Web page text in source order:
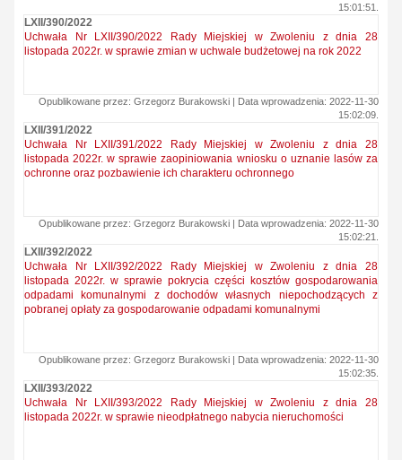
15:01:51.
LXII/390/2022
Uchwała Nr LXII/390/2022 Rady Miejskiej w Zwoleniu z dnia 28
listopada 2022r. w sprawie zmian w uchwale budżetowej na rok 2022
Opublikowane przez: Grzegorz Burakowski | Data wprowadzenia: 2022-11-30
15:02:09.
LXII/391/2022
Uchwała Nr LXII/391/2022 Rady Miejskiej w Zwoleniu z dnia 28
listopada 2022r. w sprawie zaopiniowania wniosku o uznanie lasów za
ochronne oraz pozbawienie ich charakteru ochronnego
Opublikowane przez: Grzegorz Burakowski | Data wprowadzenia: 2022-11-30
15:02:21.
LXII/392/2022
Uchwała Nr LXII/392/2022 Rady Miejskiej w Zwoleniu z dnia 28
listopada 2022r. w sprawie pokrycia części kosztów gospodarowania
odpadami komunalnymi z dochodów własnych niepochodzących z
pobranej opłaty za gospodarowanie odpadami komunalnymi
Opublikowane przez: Grzegorz Burakowski | Data wprowadzenia: 2022-11-30
15:02:35.
LXII/393/2022
Uchwała Nr LXII/393/2022 Rady Miejskiej w Zwoleniu z dnia 28
listopada 2022r. w sprawie nieodpłatnego nabycia nieruchomości